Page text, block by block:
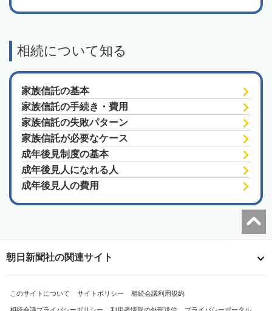
相続について知る
家族信託の基本
家族信託の手続き・費用
家族信託の失敗パターン
家族信託が必要なケース
成年後見制度の基本
成年後見人になれる人
成年後見人の費用
朝日新聞社の関連サイト
このサイトについて サイトポリシー 相続会議利用規約